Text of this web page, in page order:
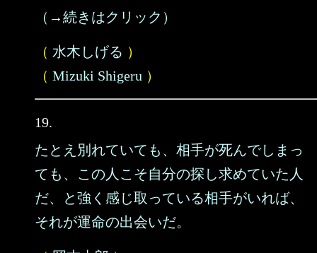
（→続きはクリック）
（ 水木しげる ）
（ Mizuki Shigeru ）
19.
たとえ別れていても、相手が死んでしまっ
ても、この人こそ自分の探し求めていた人
だ、と強く感じ取っている相手がいれば、
それが運命の出会いだ。